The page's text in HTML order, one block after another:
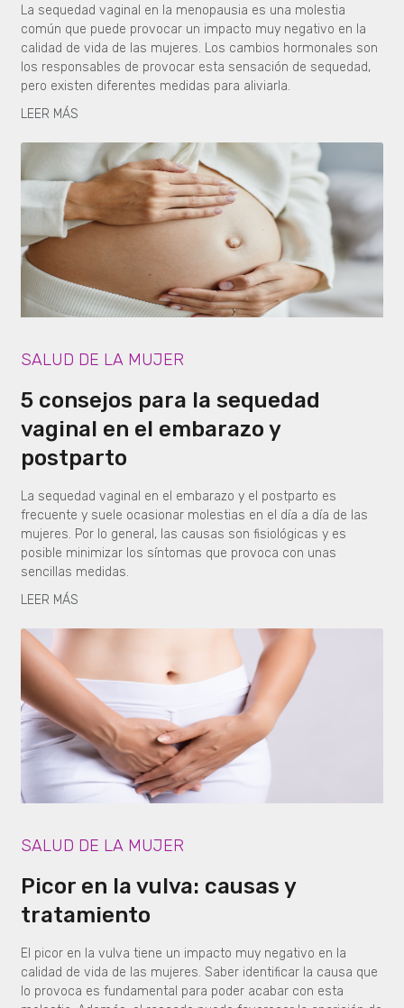
La sequedad vaginal en la menopausia es una molestia
común que puede provocar un impacto muy negativo en la
calidad de vida de las mujeres. Los cambios hormonales son
los responsables de provocar esta sensación de sequedad,
pero existen diferentes medidas para aliviarla.
LEER MÁS
SALUD DE LA MUJER
5 consejos para la sequedad
vaginal en el embarazo y
postparto
La sequedad vaginal en el embarazo y el postparto es
frecuente y suele ocasionar molestias en el día a día de las
mujeres. Por lo general, las causas son fisiológicas y es
posible minimizar los síntomas que provoca con unas
sencillas medidas.
LEER MÁS
SALUD DE LA MUJER
Picor en la vulva: causas y
tratamiento
El picor en la vulva tiene un impacto muy negativo en la
calidad de vida de las mujeres. Saber identificar la causa que
lo provoca es fundamental para poder acabar con esta